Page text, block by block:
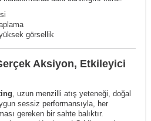
görsellik
Aksiyon, Etkileyici
, uzun menzilli atış yeteneği, doğal
sessiz performansıyla, her
gereken bir sahte balıktır.